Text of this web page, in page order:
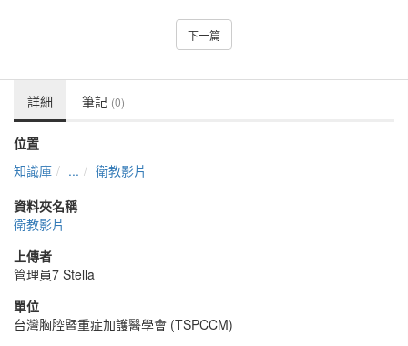
下一篇
詳細 筆記 (0)
位置
知識庫
...
衛教影片
資料夾名稱
衛教影片
上傳者
管理員7 Stella
單位
台灣胸腔暨重症加護醫學會 (TSPCCM)